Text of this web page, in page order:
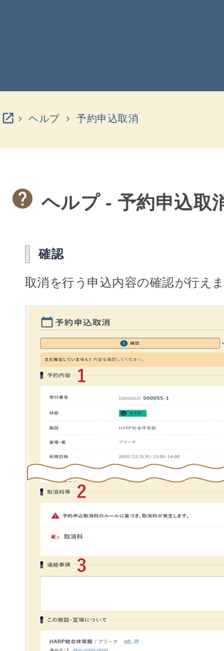
open_in_new ヘルプ 予約申込取消
ヘルプ - 予約申込取
確認
取消を行う申込内容の確認が行えま